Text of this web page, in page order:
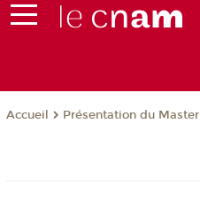
Accueil Présentation du Master